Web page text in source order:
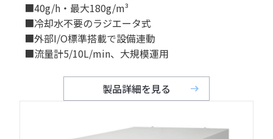
■40g/h・最大180g/m³
■冷却水不要のラジエータ式
■外部I/O標準搭載で設備連動
■流量計5/10L/min、大規模運用
製品詳細を見る